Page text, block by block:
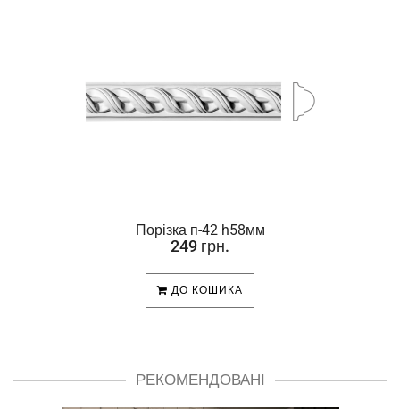
Порізка п-42 h58мм
249 грн.
ДО КОШИКА
РЕКОМЕНДОВАНІ